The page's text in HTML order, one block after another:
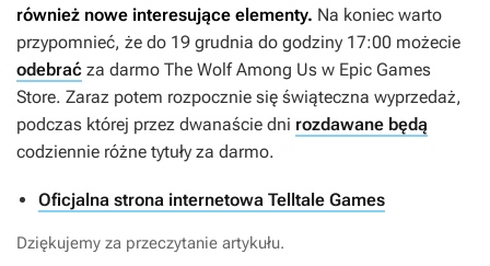
również nowe interesujące elementy. Na koniec warto
przypomnieć, że do 19 grudnia do godziny 17:00 możecie
odebrać za darmo The Wolf Among Us w Epic Games
Store. Zaraz potem rozpocznie się świąteczna wyprzedaż,
podczas której przez dwanaście dni rozdawane będą
codziennie różne tytuły za darmo.
Oficjalna strona internetowa Telltale Games
Dziękujemy za przeczytanie artykułu.